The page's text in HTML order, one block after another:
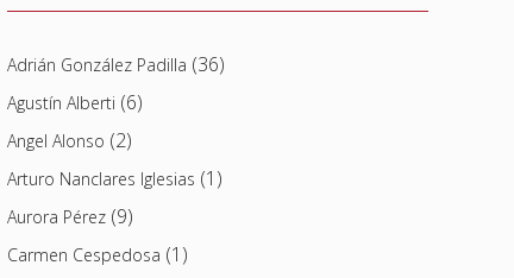
Adrián González Padilla (36)
Agustín Alberti (6)
Angel Alonso (2)
Arturo Nanclares Iglesias (1)
Aurora Pérez(9)
Carmen Cespedosa (1)